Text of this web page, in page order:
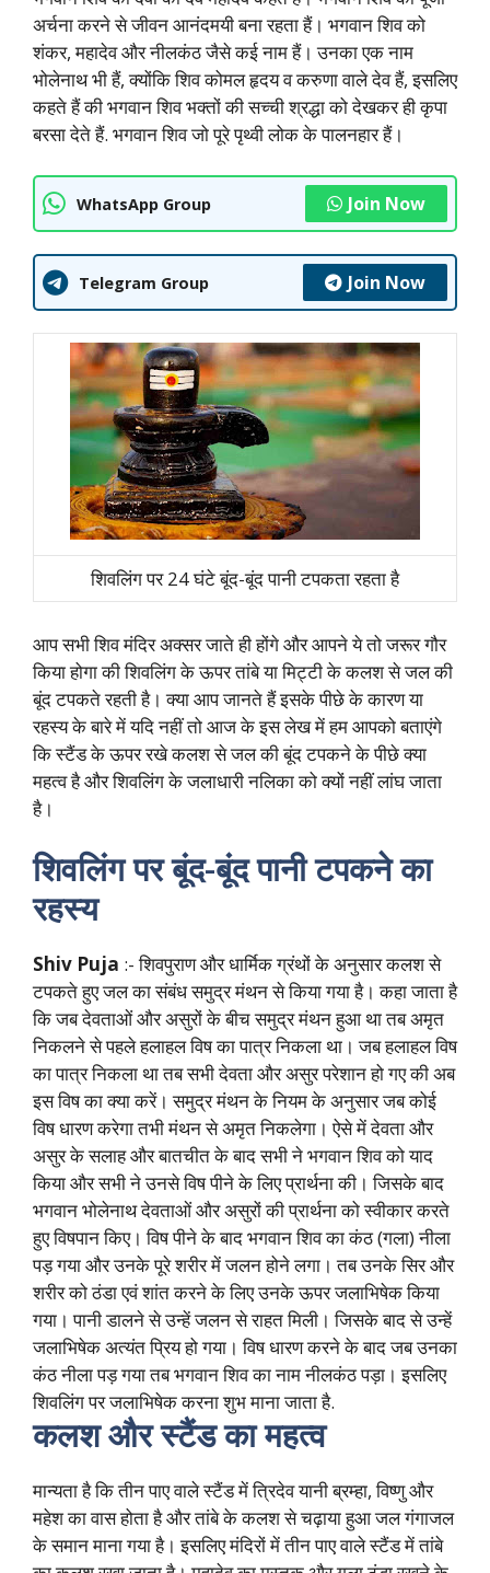
अर्चना करने से जीवन आनंदमयी बना रहता हैं। भगवान शिव को
शंकर, महादेव और नीलकंठ जैसे कई नाम हैं। उनका एक नाम
भोलेनाथ भी हैं, क्योंकि शिव कोमल हृदय व करुणा वाले देव हैं, इसलिए
कहते हैं की भगवान शिव भक्तों की सच्ची श्रद्धा को देखकर ही कृपा
बरसा देते हैं. भगवान शिव जो पूरे पृथ्वी लोक के पालनहार हैं।
WhatsApp Group Join Now
Telegram Group Join Now
शिवलिंग पर 24 घंटे बूंद-बूंद पानी टपकता रहता है
आप सभी शिव मंदिर अक्सर जाते ही होंगे और आपने ये तो जरूर गौर
किया होगा की शिवलिंग के ऊपर तांबे या मिट्टी के कलश से जल की
बूंद टपकते रहती है। क्या आप जानते हैं इसके पीछे के कारण या
रहस्य के बारे में यदि नहीं तो आज के इस लेख में हम आपको बताएंगे
कि स्टैंड के ऊपर रखे कलश से जल की बूंद टपकने के पीछे क्या
महत्व है और शिवलिंग के जलाधारी नलिका को क्यों नहीं लांघ जाता
है।
शिवलिंग पर बूंद-बूंद पानी टपकने का
रहस्य
Shiv Puja :- शिवपुराण और धार्मिक ग्रंथों के अनुसार कलश से
टपकते हुए जल का संबंध समुद्र मंथन से किया गया है। कहा जाता है
कि जब देवताओं और असुरों के बीच समुद्र मंथन हुआ था तब अमृत
निकलने से पहले हलाहल विष का पात्र निकला था। जब हलाहल विष
का पात्र निकला था तब सभी देवता और असुर परेशान हो गए की अब
इस विष का क्या करें। समुद्र मंथन के नियम के अनुसार जब कोई
विष धारण करेगा तभी मंथन से अमृत निकलेगा। ऐसे में देवता और
असुर के सलाह और बातचीत के बाद सभी ने भगवान शिव को याद
किया और सभी ने उनसे विष पीने के लिए प्रार्थना की। जिसके बाद
भगवान भोलेनाथ देवताओं और असुरों की प्रार्थना को स्वीकार करते
हुए विषपान किए। विष पीने के बाद भगवान शिव का कंठ (गला) नीला
पड़ गया और उनके पूरे शरीर में जलन होने लगा। तब उनके सिर और
शरीर को ठंडा एवं शांत करने के लिए उनके ऊपर जलाभिषेक किया
गया। पानी डालने से उन्हें जलन से राहत मिली। जिसके बाद से उन्हें
जलाभिषेक अत्यंत प्रिय हो गया। विष धारण करने के बाद जब उनका
कंठ नीला पड़ गया तब भगवान शिव का नाम नीलकंठ पड़ा। इसलिए
शिवलिंग पर जलाभिषेक करना शुभ माना जाता है.
कलश और स्टैंड का महत्व
मान्यता है कि तीन पाए वाले स्टैंड में त्रिदेव यानी ब्रम्हा, विष्णु और
महेश का वास होता है और तांबे के कलश से चढ़ाया हुआ जल गंगाजल
के समान माना गया है। इसलिए मंदिरों में तीन पाए वाले स्टैंड में तांबे